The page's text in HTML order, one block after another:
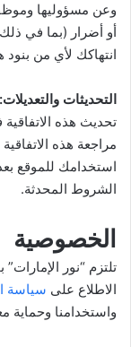
وعن مسؤوليها
أو أضرار (بما في ذلك
انتهاكك لأي من بنود
التحديثات والتعديلات:
تحديث هذه
مراجعة هذه
استخدامك للموقع
الشروط المحدثة.
الخصوصية
تلتزم “نور
الاطلاع على سياسة
واستخدامنا وحماية